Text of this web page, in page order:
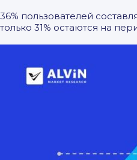
36% пользователей
только 31% остаются на